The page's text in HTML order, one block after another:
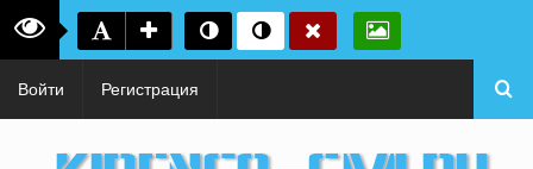
Войти Регистрация